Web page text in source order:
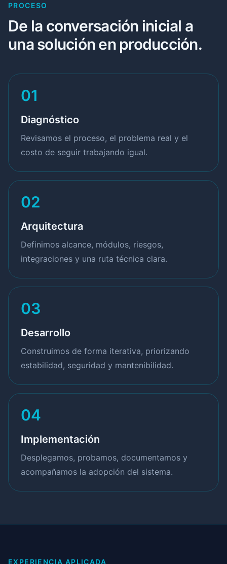
PROCESO
De la conversación inicial a
una solución en producción.
01
Diagnóstico
Revisamos el proceso, el problema real y el
costo de seguir trabajando igual.
02
Arquitectura
Definimos alcance, módulos, riesgos,
integraciones y una ruta técnica clara.
03
Desarrollo
Construimos de forma iterativa, priorizando
estabilidad, seguridad y mantenibilidad.
04
Implementación
Desplegamos, probamos, documentamos y
acompañamos la adopción del sistema.
EXPERIENCIA APLICADA